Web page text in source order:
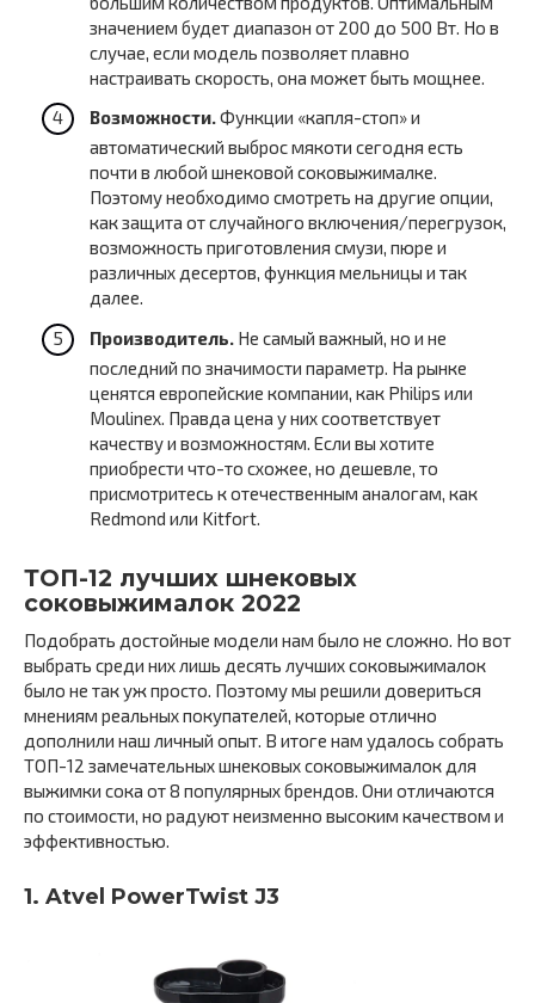
значением будет диапазон от 200 до 500 Вт. Но в
случае, если модель позволяет плавно
настраивать скорость, она может быть мощнее.
Возможности.Функции «капля-стоп» и
автоматический выброс мякоти сегодня есть
почти в любой шнековой соковыжималке.
Поэтому необходимо смотреть на другие опции,
как защита от случайного включения/перегрузок,
возможность приготовления смузи, пюре и
различных десертов, функция мельницы и так
далее.
Производитель. Не самый важный, но и не
последний по значимости параметр. На рынке
ценятся европейские компании, как Philips или
Moulinex. Правда цена у них соответствует
качеству и возможностям. Если вы хотите
приобрести что-то схожее, но дешевле, то
присмотритесь к отечественным аналогам, как
Redmond или Kitfort.
ТОП-12 лучших шнековых
соковыжималок 2022
Подобрать достойные модели нам было не сложно. Но вот
выбрать среди них лишь десять лучших соковыжималок
было не так уж просто. Поэтому мы решили довериться
мнениям реальных покупателей, которые отлично
дополнили наш личный опыт. В итоге нам удалось собрать
ТОП-12 замечательных шнековых соковыжималок для
выжимки сока от 8 популярных брендов. Они отличаются
по стоимости, но радуют неизменно высоким качеством и
эффективностью.
1. Atvel PowerTwist J3